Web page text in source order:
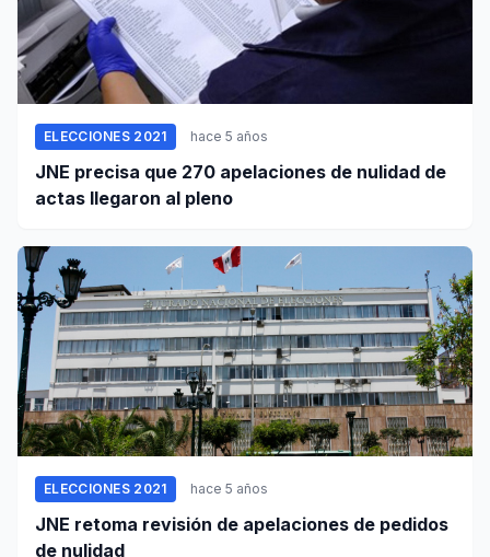
ELECCIONES 2021 hace 5 años
JNE precisa que 270 apelaciones de nulidad de
actas llegaron al pleno
ELECCIONES 2021 hace 5 años
JNE retoma revisión de apelaciones de pedidos
de nulidad